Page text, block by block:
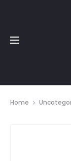
Home